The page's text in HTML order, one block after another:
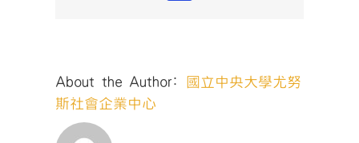
About the Author:
國立中央大學尤努
斯社會企業中心